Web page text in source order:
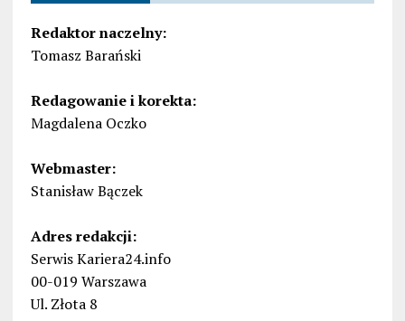
Redaktor naczelny:
Tomasz Barański
Redagowanie i korekta:
Magdalena Oczko
Webmaster:
Stanisław Bączek
Adres redakcji:
Serwis Kariera24.info
00-019 Warszawa
Ul. Złota 8